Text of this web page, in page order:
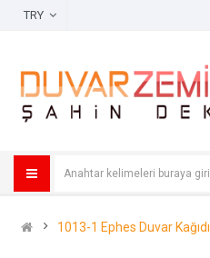
1013-1 Ephes Duvar Kağıdı